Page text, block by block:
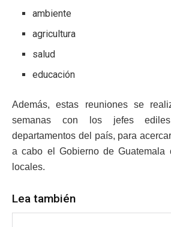
ambiente
agricultura
salud
educación
Además, estas reuniones se
semanas con los jefes
departamentos del país, para
a cabo el Gobierno de Guatemala
locales.
Lea también